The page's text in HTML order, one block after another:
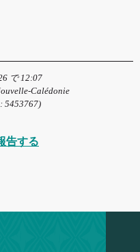
で 12:07
Calédonie
5453767)
告する